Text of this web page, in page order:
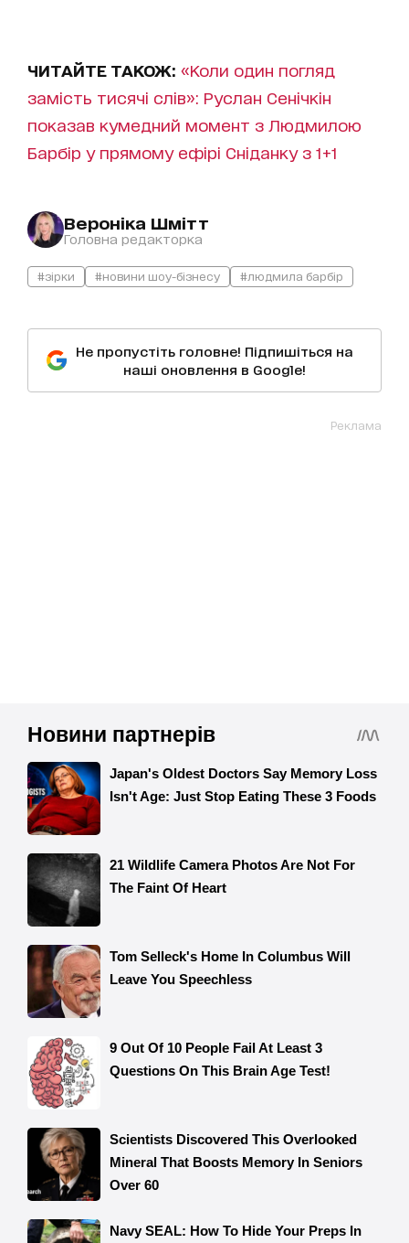
ЧИТАЙТЕ ТАКОЖ: «Коли один погляд
замість тисячі слів»: Руслан Сенічкін
показав кумедний момент з Людмилою
Барбір у прямому ефірі Сніданку з 1+1
Вероніка Шмітт
Головна редакторка
#зірки #новини шоу-бізнесу #людмила барбір
Не пропустіть головне! Підпишіться на
наші оновлення в Google!
Реклама